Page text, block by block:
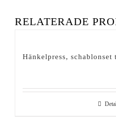
RELATERADE
Hänkelpress, schablonset